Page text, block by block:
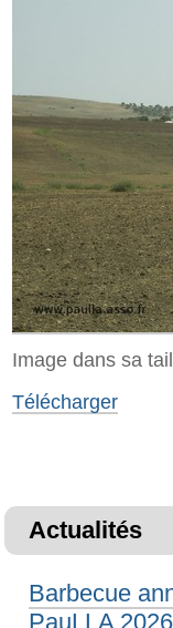
Image dans sa
Télécharger
Actualités
Barbecue
PauLLA 2026